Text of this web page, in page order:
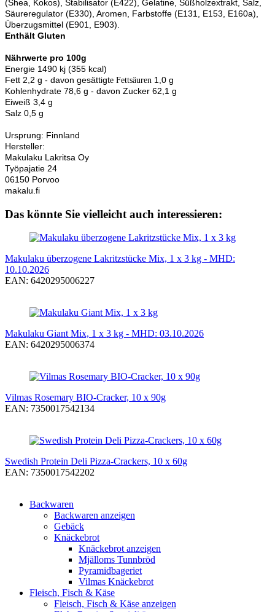
(Shea, Kokos), Stabilisator (E422), Gelatine, Süßholzextrakt, Salz,
Säureregulator (E330), Aromen, Farbstoffe (E131, E153, E160a),
Überzugsmittel (E901, E903).
Enthält Gluten
Nährwerte pro 100g
Energie 1490 kj (355 kcal)
Fett 2,2 g - davon gesättigte Fettsäuren 1,0 g
Kohlenhydrate 78,6 g - davon Zucker 62,1 g
Eiweiß 3,4 g
Salz 0,5 g
Ursprung: Finnland
Hersteller:
Makulaku Lakritsa Oy
Työpajatie 24
06150 Porvoo
makalu.fi
Das könnte Sie vielleicht auch interessieren:
Makulaku überzogene Lakritzstücke Mix, 1 x 3 kg - MHD:
10.10.2026
EAN: 6420295006227
Makulaku Giant Mix, 1 x 3 kg - MHD: 03.10.2026
EAN: 6420295006374
Vilmas Rosemary BIO-Cracker, 10 x 90g
EAN: 7350017542134
Swedish Protein Deli Pizza-Crackers, 10 x 60g
EAN: 7350017542202
Backwaren
Backwaren anzeigen
Gebäck
Knäckebrot
Knäckebrot anzeigen
Mjälloms Tunnbröd
Pyramidbageriet
Vilmas Knäckebrot
Fleisch, Fisch & Käse
Fleisch, Fisch & Käse anzeigen